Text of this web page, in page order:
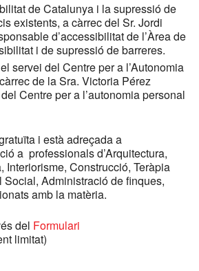
de Catalunya i la supressió de
existents, acàrrec del Sr. Jordi
d’accessibilitat de l’Àrea de
i de supressió de barreres.
servei del Centre per a l’Autonomia
de la Sra. Victoria Pérez
Centre per a l’autonomia personal
i està adreçada a
a professionals d’Arquitectura,
Interiorisme, Construcció, Teràpia
Administració de finques,
amb la matèria.
del Formulari
limitat)